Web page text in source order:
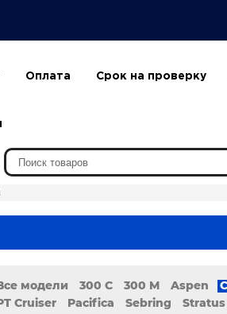
Оплата Срок на проверку
модели 300 C 300 M Aspen
Cruiser
Pacifica Sebring Stratus